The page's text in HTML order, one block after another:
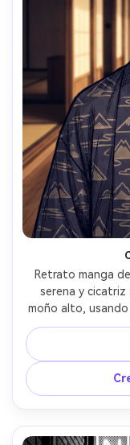
Retrato manga
serena y cicatriz
moño alto, usando
fondo de pasillo
tarde,
texturizado
moderados,
estructura facial
85mm,